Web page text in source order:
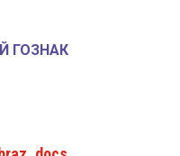
ГОЗНАК